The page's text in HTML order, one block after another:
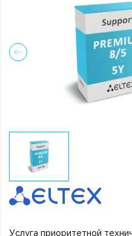
Услуга приоритетной